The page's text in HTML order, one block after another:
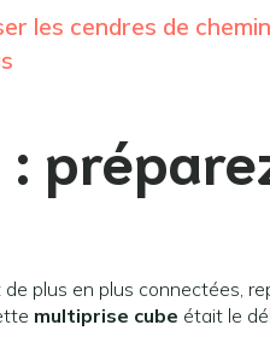
les cendres de
plus en plus connectées,
multiprise cube était le